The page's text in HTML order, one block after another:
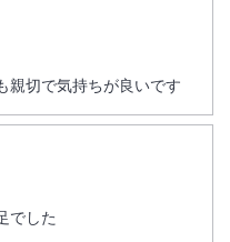
親切で気持ちが良いです
でした